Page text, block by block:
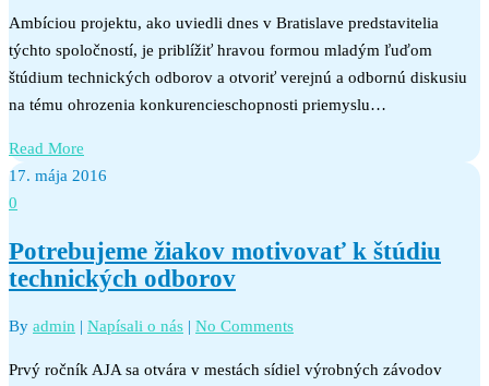
Ambíciou projektu, ako uviedli dnes v Bratislave predstavitelia
týchto spoločností, je priblížiť hravou formou mladým ľuďom
štúdium technických odborov a otvoriť verejnú a odbornú diskusiu
na tému ohrozenia konkurencieschopnosti priemyslu…
Read More
17. mája 2016
0
Potrebujeme žiakov motivovať k štúdiu
technických odborov
By admin | Napísali o nás | No Comments
Prvý ročník AJA sa otvára v mestách sídiel výrobných závodov